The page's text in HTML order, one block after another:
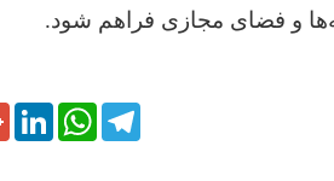
و فضای مجازی فراهم شود.
Google+LinkedInWhatsApp